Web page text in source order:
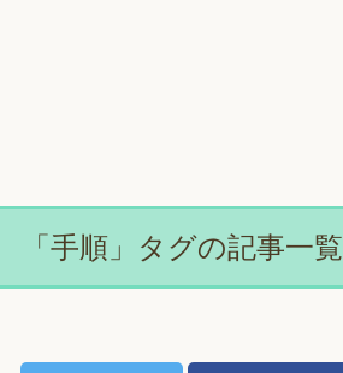
「手順」タグの記事一覧